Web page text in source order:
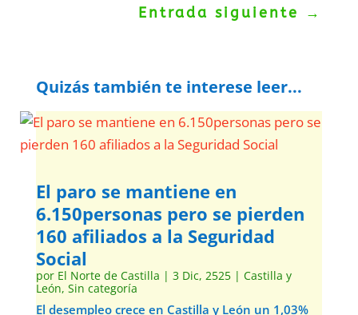
Entrada siguiente
→
Quizás también te interese leer...
El paro se mantiene en
6.150personas pero se pierden
160 afiliados a la Seguridad
Social
por El Norte de Castilla | 3 Dic, 2525| Castilla y
León, Sin categoría
El desempleo crece en Castilla y León un 1,03%